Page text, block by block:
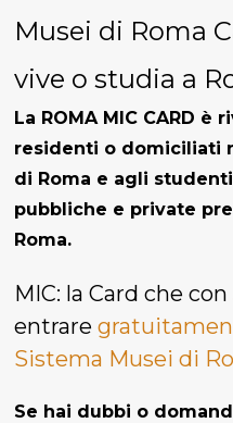
Musei di Roma
vive o studia a
La ROMA MIC CARD
residenti o domiciliati
di Roma e agli
pubbliche e private
Roma.
MIC: la Card che con
entrare
Sistema Musei di
Se hai dubbi o